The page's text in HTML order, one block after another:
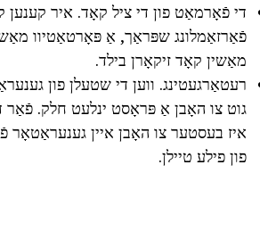
די פֿאָרמאַט פון די ציל קאָד. איר קענען
פֿאַרזאַמלונג שפּראַך, אַ פּאָרטאַטיוו
מאַשין קאָד זיקאָרן בילד.
רעטאַרגעטינג. ווען די שטעלן פון
גוט צו האָבן אַ פּראָסט ינלעט חלק.
איז בעסטער צו האָבן איין גענעראַטאָר
פון פילע טיילן.